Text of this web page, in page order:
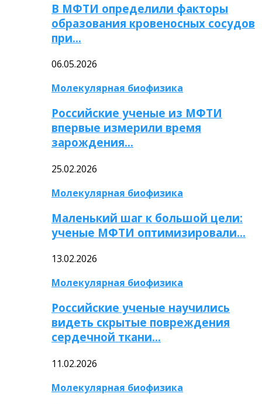
В МФТИ определили факторы
образования кровеносных сосудов
при…
06.05.2026
Молекулярная биофизика
Российские ученые из МФТИ
впервые измерили время
зарождения…
25.02.2026
Молекулярная биофизика
Маленький шаг к большой цели:
ученые МФТИ оптимизировали…
13.02.2026
Молекулярная биофизика
Российские ученые научились
видеть скрытые повреждения
сердечной ткани…
11.02.2026
Молекулярная биофизика